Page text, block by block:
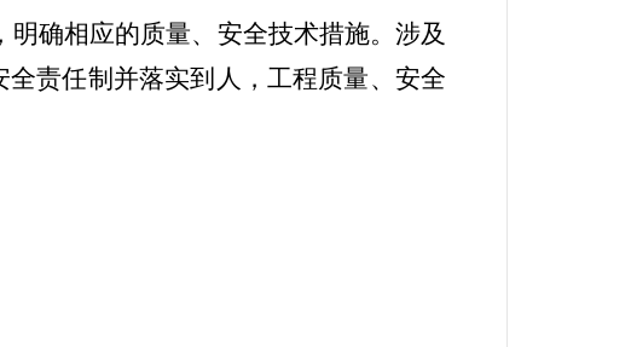
明确相应的质量、安全技术措施。涉及
责任制并落实到人， 工程质量、安全